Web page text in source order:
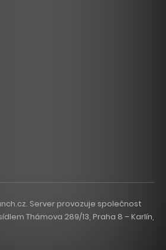
Server provozuje společnost
Thámova 289/13, Praha 8 – Karlín,